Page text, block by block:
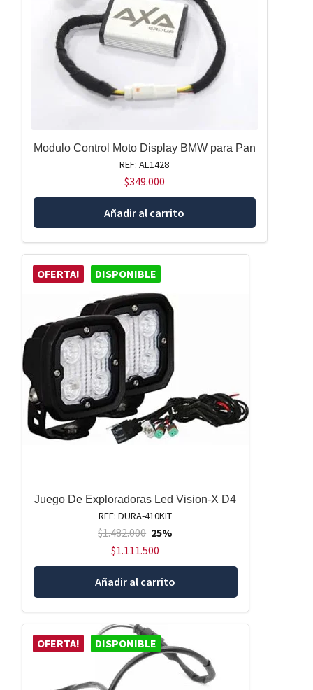
Modulo Control Moto Display BMW para Pan
REF: AL1428
$349.000
Añadir al carrito
OFERTA! DISPONIBLE
Juego De Exploradoras Led Vision-X D4
REF: DURA-410KIT
$1.482.000 25%
$1.111.500
Añadir al carrito
OFERTA! DISPONIBLE